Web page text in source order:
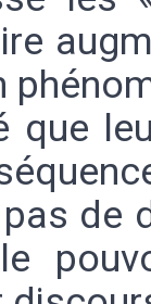
que
pas